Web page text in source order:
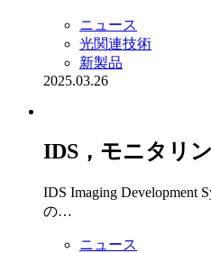
ニュース
光関連技術
新製品
2025.03.26
IDS，モニタリ
IDS Imaging
の…
ニュース